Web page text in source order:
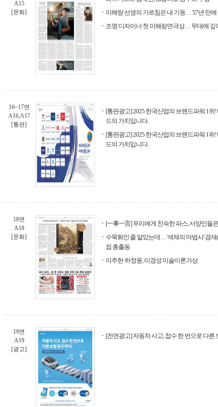
A15
[문화]
이해랑 선생의 가르침은 내 기둥… 57년 만
조명 디자이너 첫 이해랑연극상… 무대에 깊
16~17면
A16,A17
[통판]
[통판광고] 2025 한국산업의 브랜드파워 1위
드의 가치입니다.
[통판광고] 2025 한국산업의 브랜드파워 1위
드의 가치입니다.
18면
A18
[문화]
[一事一言] 우리에게 친숙한 파스, 서양인들
수묵화인 줄 알았는데… '색채의 마법사' 겸재(
점 총출동
이주헌·하정웅, 이경성 미술이론가상
19면
A19
[광고]
[전면광고] 자동차 사고, 접수 한 번으로 다른